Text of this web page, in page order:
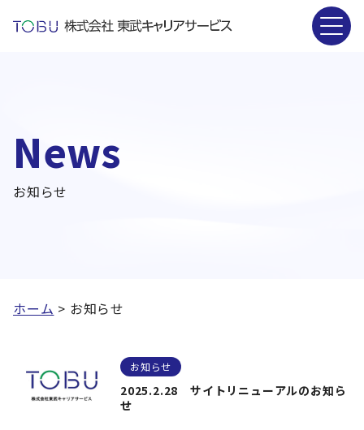
News
お知らせ
ホーム > お知らせ
お知らせ
2025.2.28 サイトリニューアルのお知ら
せ